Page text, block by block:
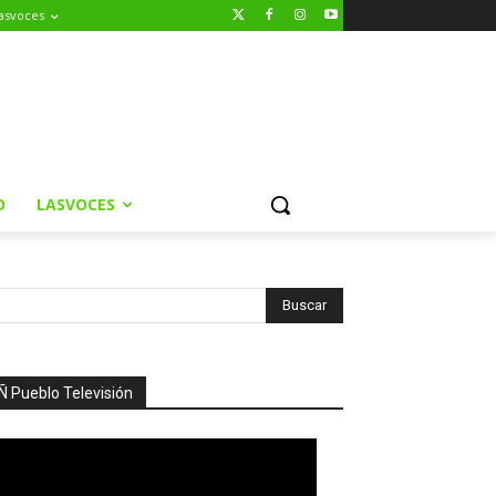
LASVOCES
Ñ Pueblo Televisión